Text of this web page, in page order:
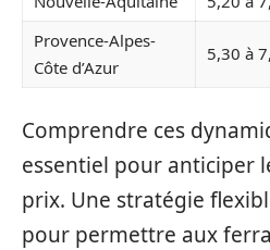
Provence-Alpes-
Côte d’Azur
5,30 à
Comprendre ces
essentiel pour anticiper
prix. Une stratégie
pour permettre aux